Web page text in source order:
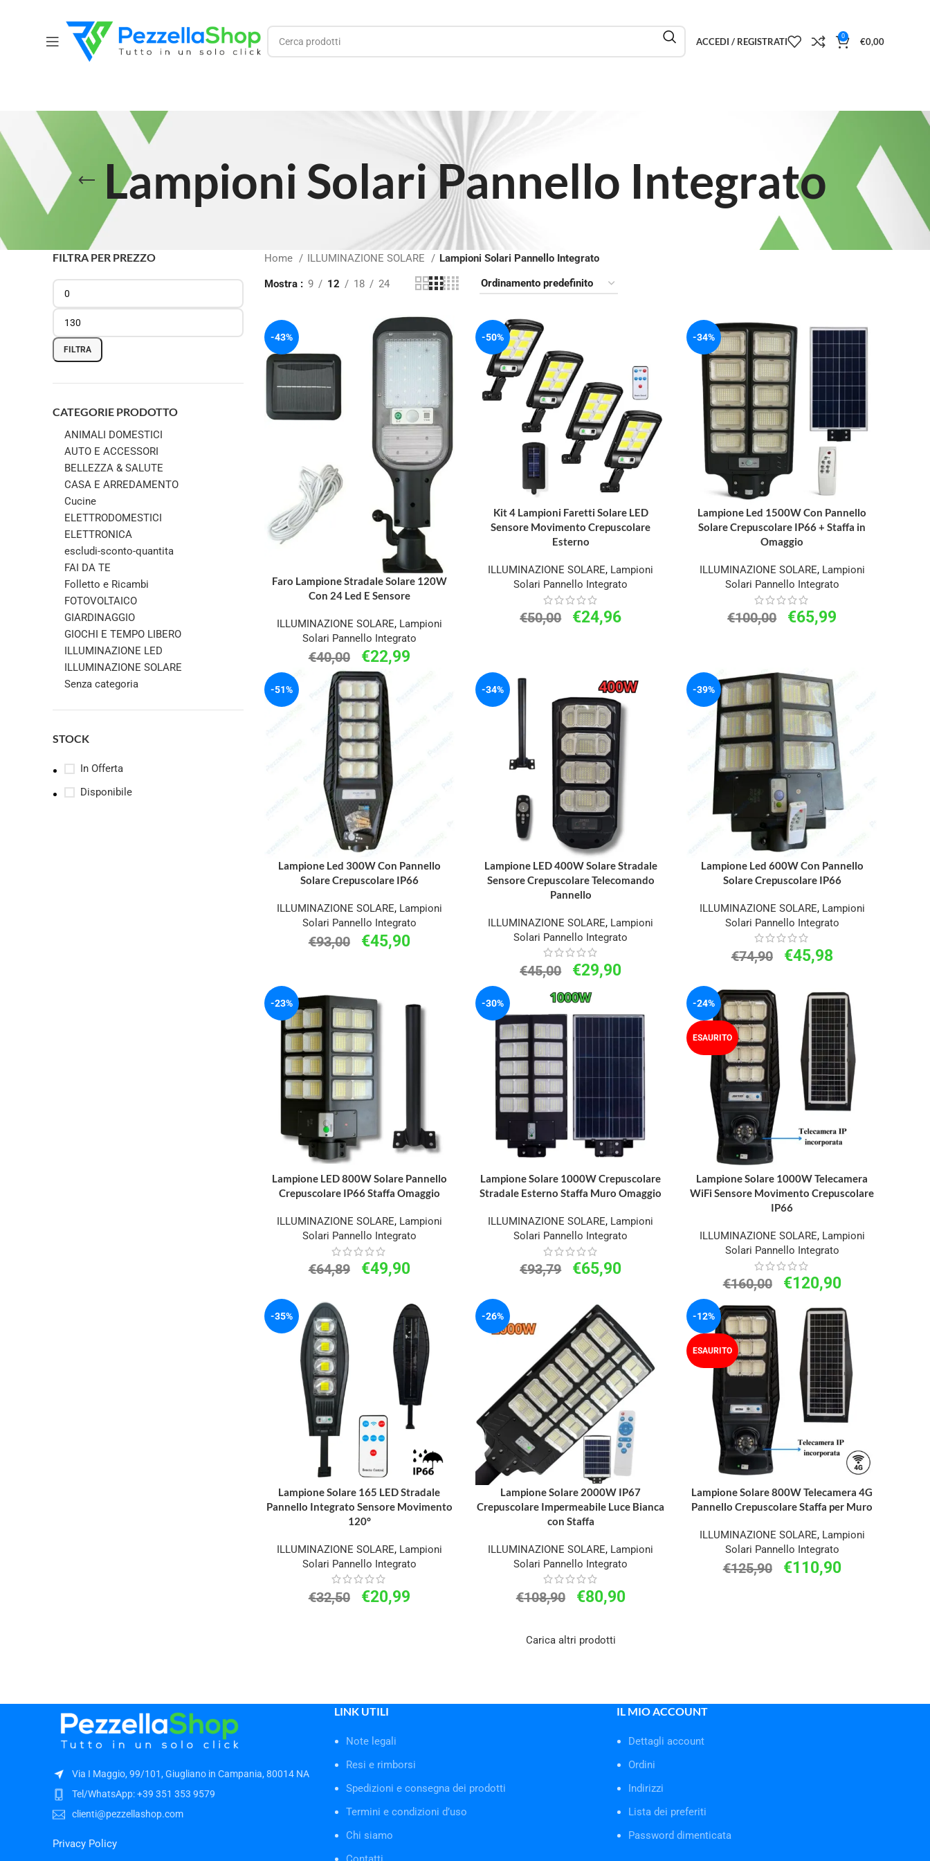
ACCEDI / REGISTRATI 0 €0,00
Lampioni Solari Pannello Integrato
FILTRA PER PREZZO
FILTRA
CATEGORIE PRODOTTO
ANIMALI DOMESTICI
AUTO E ACCESSORI
BELLEZZA & SALUTE
CASA E ARREDAMENTO
Cucine
ELETTRODOMESTICI
ELETTRONICA
escludi-sconto-quantita
FAI DA TE
Folletto e Ricambi
FOTOVOLTAICO
GIARDINAGGIO
GIOCHI E TEMPO LIBERO
ILLUMINAZIONE LED
ILLUMINAZIONE SOLARE
Senza categoria
STOCK
In Offerta
Disponibile
Home ILLUMINAZIONE SOLARE Lampioni Solari Pannello Integrato
Mostra 9 12 18 24
-43%
Faro Lampione Stradale Solare 120W
Con 24 Led E Sensore
ILLUMINAZIONE SOLARE, Lampioni
Solari Pannello Integrato
€40,00 €22,99
-50%
Kit 4 Lampioni Faretti Solare LED
Sensore Movimento Crepuscolare
Esterno
ILLUMINAZIONE SOLARE, Lampioni
Solari Pannello Integrato
€50,00 €24,96
-34%
Lampione Led 1500W Con Pannello
Solare Crepuscolare IP66 + Staffa in
Omaggio
ILLUMINAZIONE SOLARE, Lampioni
Solari Pannello Integrato
€100,00 €65,99
-51%
Lampione Led 300W Con Pannello
Solare Crepuscolare IP66
ILLUMINAZIONE SOLARE, Lampioni
Solari Pannello Integrato
€93,00 €45,90
-34%
Lampione LED 400W Solare Stradale
Sensore Crepuscolare Telecomando
Pannello
ILLUMINAZIONE SOLARE, Lampioni
Solari Pannello Integrato
€45,00 €29,90
-39%
Lampione Led 600W Con Pannello
Solare Crepuscolare IP66
ILLUMINAZIONE SOLARE, Lampioni
Solari Pannello Integrato
€74,90 €45,98
-23%
Lampione LED 800W Solare Pannello
Crepuscolare IP66 Staffa Omaggio
ILLUMINAZIONE SOLARE, Lampioni
Solari Pannello Integrato
€64,89 €49,90
-30%
Lampione Solare 1000W Crepuscolare
Stradale Esterno Staffa Muro Omaggio
ILLUMINAZIONE SOLARE, Lampioni
Solari Pannello Integrato
€93,79 €65,90
-24%
ESAURITO
Lampione Solare 1000W Telecamera
WiFi Sensore Movimento Crepuscolare
IP66
ILLUMINAZIONE SOLARE, Lampioni
Solari Pannello Integrato
€160,00 €120,90
-35%
Lampione Solare 165 LED Stradale
Pannello Integrato Sensore Movimento
120°
ILLUMINAZIONE SOLARE, Lampioni
Solari Pannello Integrato
€32,50 €20,99
-26%
Lampione Solare 2000W IP67
Crepuscolare Impermeabile Luce Bianca
con Staffa
ILLUMINAZIONE SOLARE, Lampioni
Solari Pannello Integrato
€108,90 €80,90
-12%
ESAURITO
Lampione Solare 800W Telecamera 4G
Pannello Crepuscolare Staffa per Muro
ILLUMINAZIONE SOLARE, Lampioni
Solari Pannello Integrato
€125,90 €110,90
Carica altri prodotti
Via I Maggio, 99/101, Giugliano in Campania, 80014 NA
Tel/WhatsApp: +39 351 353 9579
clienti@pezzellashop.com
Privacy Policy
LINK UTILI
Note legali
Resi e rimborsi
Spedizioni e consegna dei prodotti
Termini e condizioni d’uso
Chi siamo
IL MIO ACCOUNT
Dettagli account
Ordini
Indirizzi
Lista dei preferiti
Password dimenticata